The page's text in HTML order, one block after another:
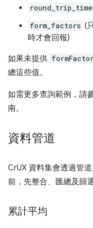
round_trip_time
form_factors (
時才會回報)
如果未提供
總這些值。
如需更多查詢範例，請
南。
資料管道
CrUX 資料集會透過管
前，先整合、匯總及篩
累計平均